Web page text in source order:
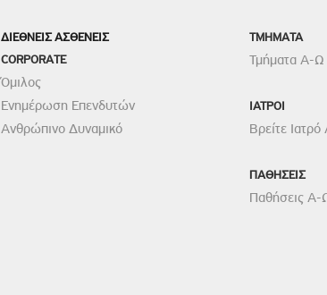
ΔΙΕΘΝΕΙΣ ΑΣΘΕΝΕΙΣ
CORPORATE
Όμιλος
Ενημέρωση Επενδυτών
Ανθρώπινο Δυναμικό
TMHMATA
Τμήματα Α-Ω
ΙΑΤΡΟΙ
Βρείτε
ΠΑΘΗΣΕΙΣ
Παθήσεις Α-